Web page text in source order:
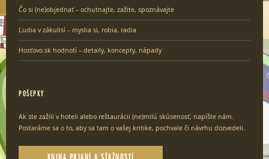
Čo si (ne)objednať – ochutnajte, zažite, spoznávajte
Ľudia v zákulisí – myslia si, robia, radia
Hosťovo.sk hodnotí – detaily, koncepty, nápady
POŠEPKY
Ak ste zažili v hoteli alebo reštaurácii (ne)milú skúsenosť, napíšte nám.
Postaráme sa o to, aby sa tam o vašej kritike, pochvale či návrhu dozvedeli.
KNIHA PRIANÍ A SŤAŽNOSTÍ